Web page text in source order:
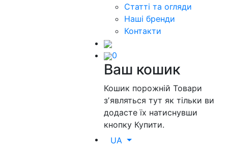
Статті та огляди
Наші бренди
Контакти
0
Ваш кошик
Кошик порожнійТовари
зʼявляться тут як тільки ви
додасте їх натиснувши
кнопку Купити.
UA